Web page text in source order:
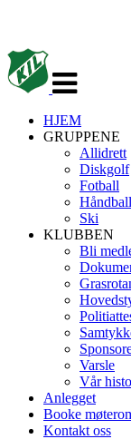
navigasjon
HJEM
GRUPPENE
Allidrett
Diskgolf
Fotball
Håndball
Ski
KLUBBEN
Bli
Varsle
Vår
Anlegget
Booke
Kontakt oss